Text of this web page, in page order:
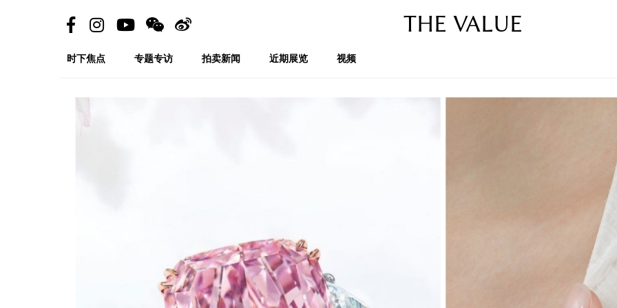
THE VALUE
时下焦点 专题专访 拍卖新闻 近期展览 视频